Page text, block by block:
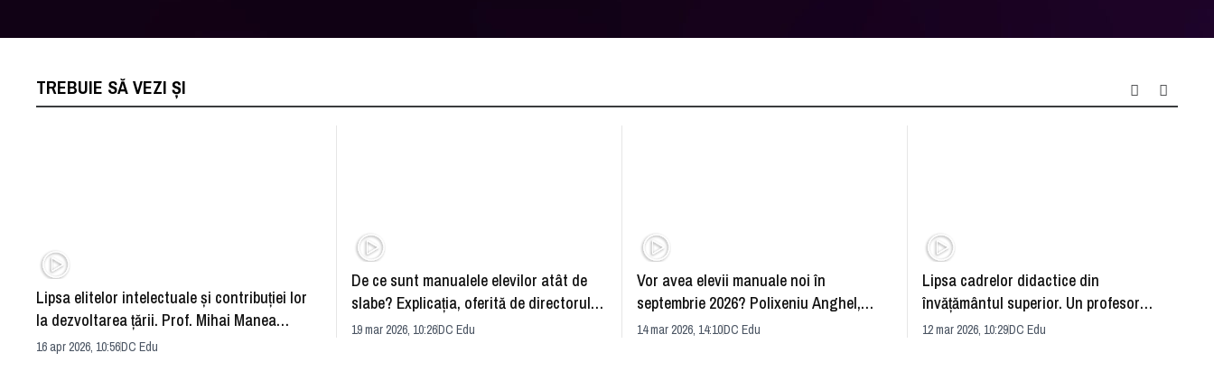
TREBUIE SĂ VEZI ȘI
Lipsa elitelor intelectuale și contribuției lor
la dezvoltarea țării. Prof. Mihai Manea
explică situația actuală
16 apr 2026, 10:56DC Edu
De ce sunt manualele elevilor atât de
slabe? Explicația, oferită de directorul
executiv al Uniunii Editorilor din
19 mar 2026, 10:26DC Edu
Vor avea elevii manuale noi în
septembrie 2026? Polixeniu Anghel,
invitat la DC Edu
14 mar 2026, 14:10DC Edu
Lipsa cadrelor didactice din
învățământul superior. Un profesor
universitar are un sfat important pentru
12 mar 2026, 10:29DC Edu